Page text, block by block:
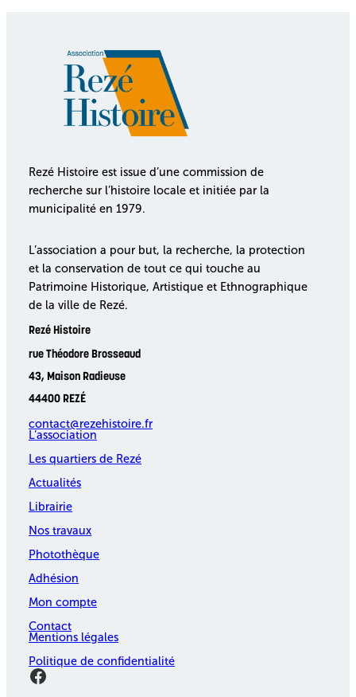
Rezé Histoire est issue d’une commission de
recherche sur l’histoire locale et initiée par la
municipalité en 1979.
L’association a pour but, la recherche, la protection
et la conservation de tout ce qui touche au
Patrimoine Historique, Artistique et Ethnographique
de la ville de Rezé.
Rezé Histoire
rue Théodore Brosseaud
43, Maison Radieuse
44400 REZÉ
contact@rezehistoire.fr
L’association
Les quartiers de Rezé
Actualités
Librairie
Nos travaux
Photothèque
Adhésion
Mon compte
Contact
Mentions légales
Politique de confidentialité
Facebook